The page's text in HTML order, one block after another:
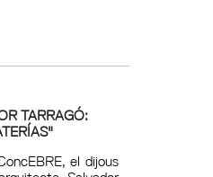
TARRAGÓ:
el dijous